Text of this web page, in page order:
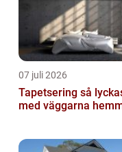
07 juli 2026
Tapetsering så lyckas du
med väggarna